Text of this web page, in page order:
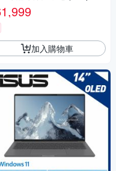
X X1 26 100/16GB/4TB S
沙暮金)
加入購物車